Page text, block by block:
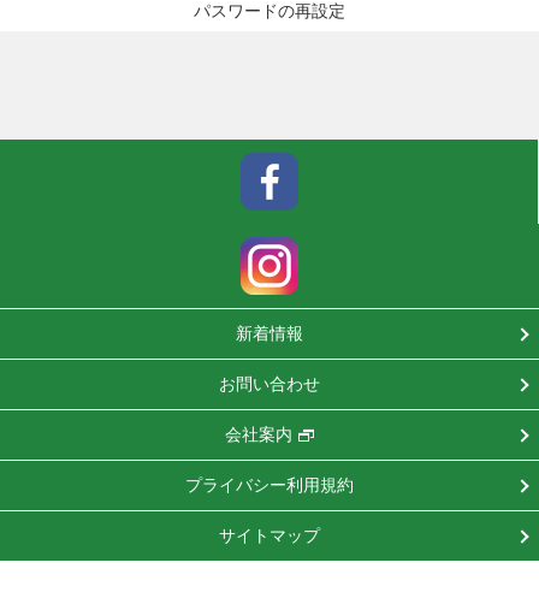
パスワードの再設定
新着情報
お問い合わせ
会社案内
プライバシー利用規約
サイトマップ